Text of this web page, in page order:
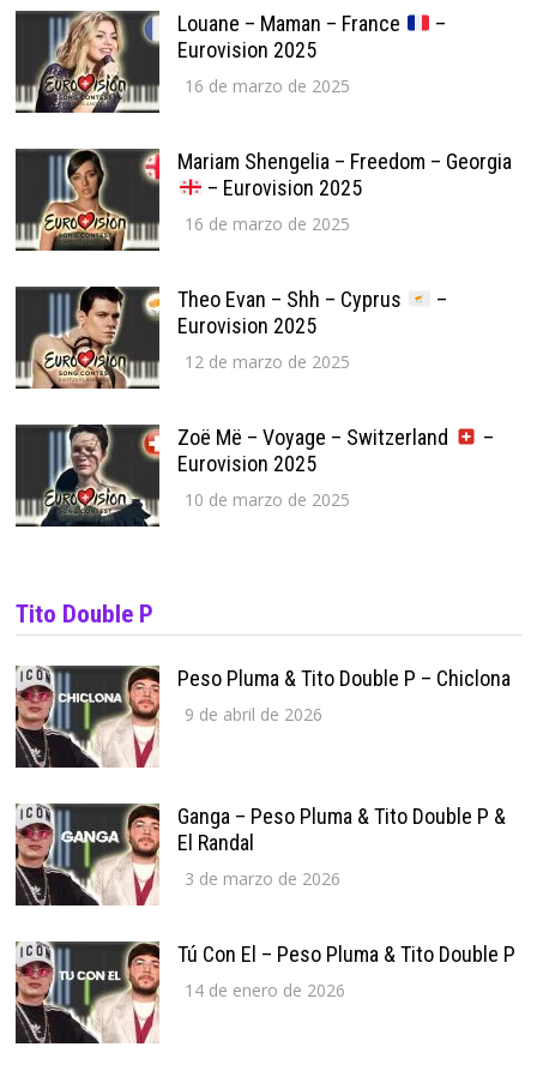
Louane – Maman – France
–
Eurovision 2025
16 de marzo de 2025
Mariam Shengelia – Freedom – Georgia
– Eurovision 2025
16 de marzo de 2025
Theo Evan – Shh – Cyprus
–
Eurovision 2025
12 de marzo de 2025
Zoë Më – Voyage – Switzerland
–
Eurovision 2025
10 de marzo de 2025
Tito Double P
Peso Pluma & Tito Double P – Chiclona
9 de abril de 2026
Ganga – Peso Pluma & Tito Double P &
El Randal
3 de marzo de 2026
Tú Con El – Peso Pluma & Tito Double P
14 de enero de 2026